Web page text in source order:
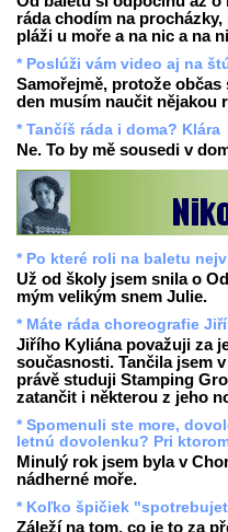
ráda chodím na
pláži u moře a na nic a na
* Poslúži vám video aj na
Samořejmě, protože občas
den musím naučit nějakou
* Tančíš ráda i doma? Klára
Ne. To by mě sousedi v
* Po které roli na baletu
Už od školy jsem snila o
mým velikým snem Julie.
* Máte ráda choreografie
Jiřího Kyliána považuji za
současnosti. Tančila jsem
právě studuji Stamping
zatančit i některou z jeho
* Spomenuli ste more,
letnú dovolenku? Pri
Minulý rok jsem byla v
nádherné moře.
* Koľko špičiek
Záleží na tom, co je to za